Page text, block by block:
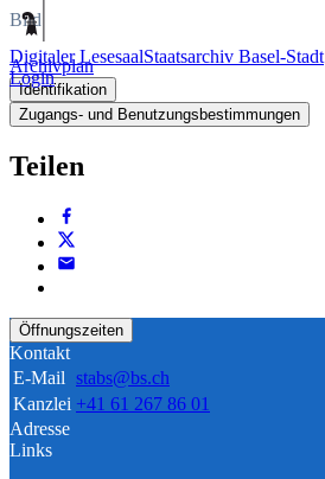
Digitaler LesesaalStaatsarchiv Basel-Stadt
Login
Bild
Archivplan
Identifikation
Zugangs- und Benutzungsbestimmungen
Teilen
Öffnungszeiten
Kontakt
E-Mail stabs@bs.ch
Kanzlei +41 61 267 86 01
Adresse
Links